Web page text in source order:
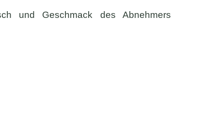
und Geschmack des Abnehmers